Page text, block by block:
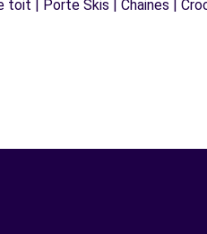
toit | Porte Skis | Chaines |